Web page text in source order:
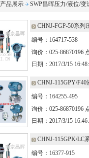
产品展示 SWP昌晖压力/液位/变
CHNJ-FGP-50系列
编号：164717-538
询价：025-86870196
日期：2017/3/15
CHNJ-115GPY/
编号：164255-495
询价：025-86870196
日期：2017/3/15
CHNJ-115GPK/LC
编号：16377-915